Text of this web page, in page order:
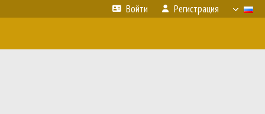
Войти Регистрация